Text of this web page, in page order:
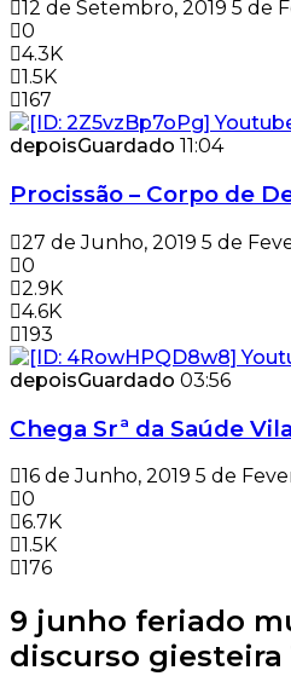
12 de Setembro, 2019 5 de
0
4.3K
1.5K
167
depoisGuardado 11:04
Procissão – Corpo de
27 de Junho, 2019 5 de
0
2.9K
4.6K
193
depoisGuardado 03:56
Chega Srª da Saúde
16 de Junho, 2019 5 de
0
6.7K
1.5K
176
9 junho feriado
discurso giesteira